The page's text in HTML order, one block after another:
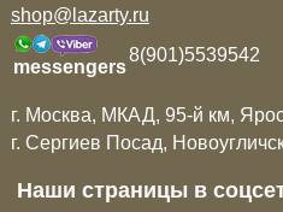
shop@lazarty.ru
messengers
8(901)5539542
г. Москва, МКАД, 95-й км,
г. Сергиев Посад,
Наши страницы в